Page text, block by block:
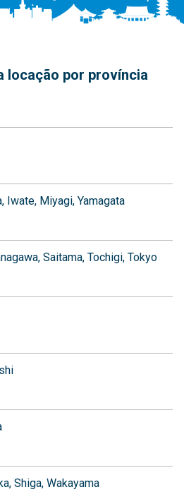
locação por província
Iwate Miyagi Yamagata
Saitama Tochigi Tokyo
Shiga Wakayama